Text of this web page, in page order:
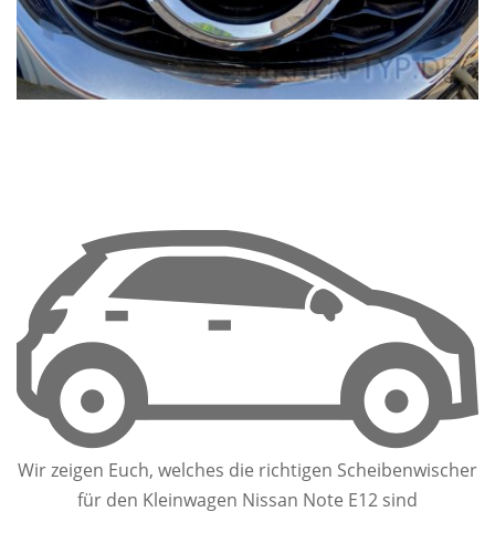
Wir zeigen Euch, welches die richtigen Scheibenwischer
für den Kleinwagen Nissan Note E12 sind